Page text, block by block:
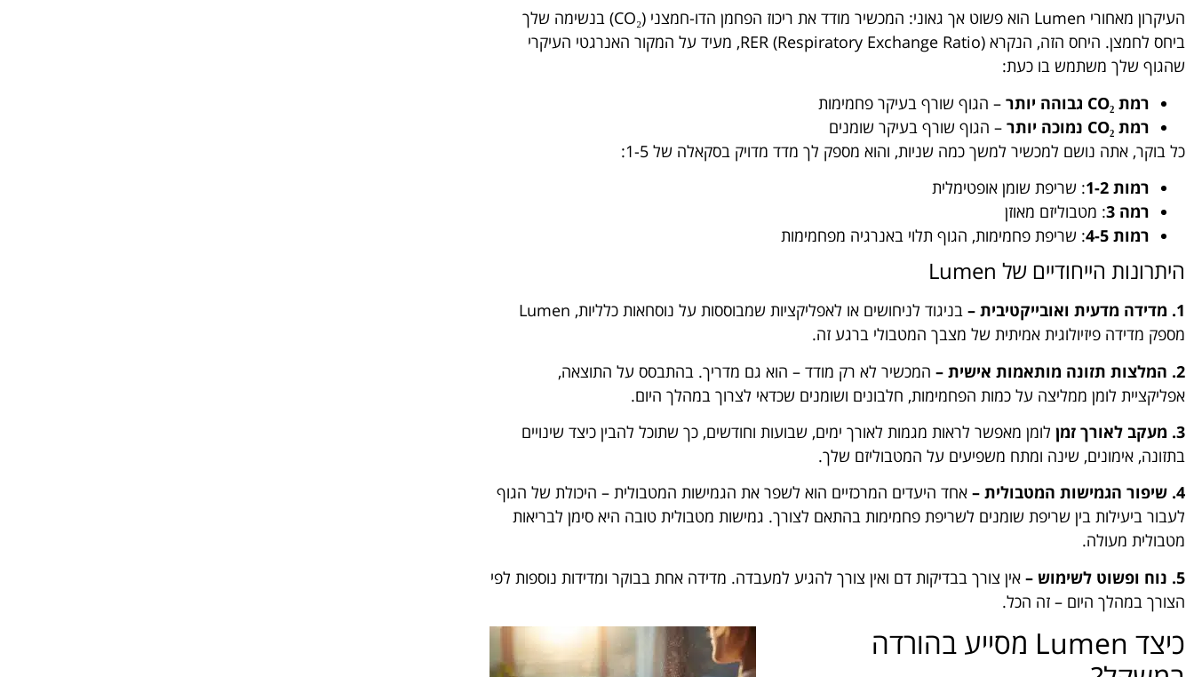
העיקרון מאחורי Lumen הוא פשוט אך גאוני: המכשיר מודד את ריכוז הפחמן הדו-חמצני (CO₂) בנשימה שלך
ביחס לחמצן. היחס הזה, הנקרא RER (Respiratory Exchange Ratio), מעיד על המקור האנרגטי העיקרי
שהגוף שלך משתמש בו כעת:
רמת CO₂ גבוהה יותר
– הגוף שורף בעיקר פחמימות
רמת CO₂ נמוכה יותר
– הגוף שורף בעיקר שומנים
כל בוקר, אתה נושם למכשיר למשך כמה שניות, והוא מספק לך מדד מדויק בסקאלה של 1-5:
רמות 1-2
: שריפת שומן אופטימלית
רמה 3
: מטבוליזם מאוזן
רמות 4-5
: שריפת פחמימות, הגוף תלוי באנרגיה מפחמימות
היתרונות הייחודיים של Lumen
1. מדידה מדעית ואובייקטיבית –
בניגוד לניחושים או לאפליקציות שמבוססות על נוסחאות כלליות, Lumen
מספק מדידה פיזיולוגית אמיתית של מצבך המטבולי ברגע זה.
2. המלצות תזונה מותאמות אישית –
המכשיר לא רק מודד – הוא גם מדריך. בהתבסס על התוצאה,
אפליקציית לומן ממליצה על כמות הפחמימות, חלבונים ושומנים שכדאי לצרוך במהלך היום.
3. מעקב לאורך זמן
לומן מאפשר לראות מגמות לאורך ימים, שבועות וחודשים, כך שתוכל להבין כיצד שינויים
בתזונה, אימונים, שינה ומתח משפיעים על המטבוליזם שלך.
4. שיפור הגמישות המטבולית –
אחד היעדים המרכזיים הוא לשפר את הגמישות המטבולית – היכולת של הגוף
לעבור ביעילות בין שריפת שומנים לשריפת פחמימות בהתאם לצורך. גמישות מטבולית טובה היא סימן לבריאות
מטבולית מעולה.
5. נוח ופשוט לשימוש –
אין צורך בבדיקות דם ואין צורך להגיע למעבדה. מדידה אחת בבוקר ומדידות נוספות לפי
הצורך במהלך היום – זה הכל.
כיצד Lumen מסייע בהורדה